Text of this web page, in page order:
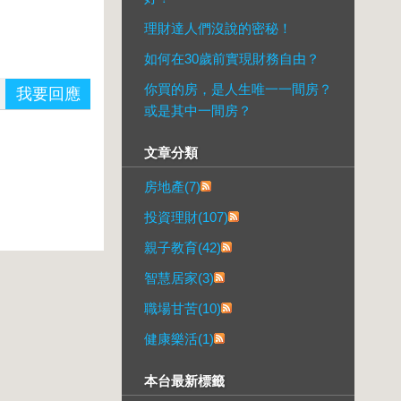
我要回應
理財達人們沒說的密秘！
如何在30歲前實現財務自由？
你買的房，是人生唯一一間房？
或是其中一間房？
文章分類
房地產(7)
投資理財(107)
親子教育(42)
智慧居家(3)
職場甘苦(10)
健康樂活(1)
本台最新標籤